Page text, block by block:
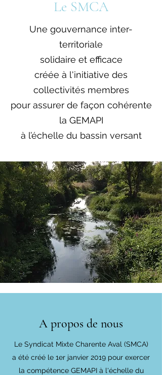
Le SMCA
Une gouvernance inter-
territoriale
solidaire et efficace
créée à l'initiative des
collectivités membres
pour assurer de façon cohérente
la GEMAPI
à l’échelle du bassin versant
A propos de nous
Le Syndicat Mixte Charente Aval (SMCA)
a été créé le 1er janvier 2019 pour exercer
la compétence GEMAPI à l'échelle du